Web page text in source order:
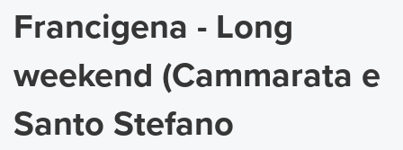
Francigena - Long
weekend (Cammarata e
Santo Stefano